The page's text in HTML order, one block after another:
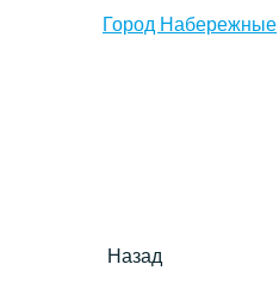
Город Набережные
Назад